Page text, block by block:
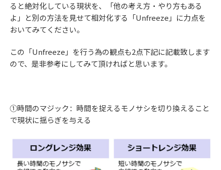
ると絶対化している現状を、「他の考え方・やり方もある
よ」と別の方法を見せて相対化する「Unfreeze」に力点を
おいてみてください。
この「Unfreeze」を行う為の観点も2点下記に記載致します
ので、是非参考にしてみて頂ければと思います。
①時間のマジック：時間を捉えるモノサシを切り換えること
で現状に揺らぎを与える